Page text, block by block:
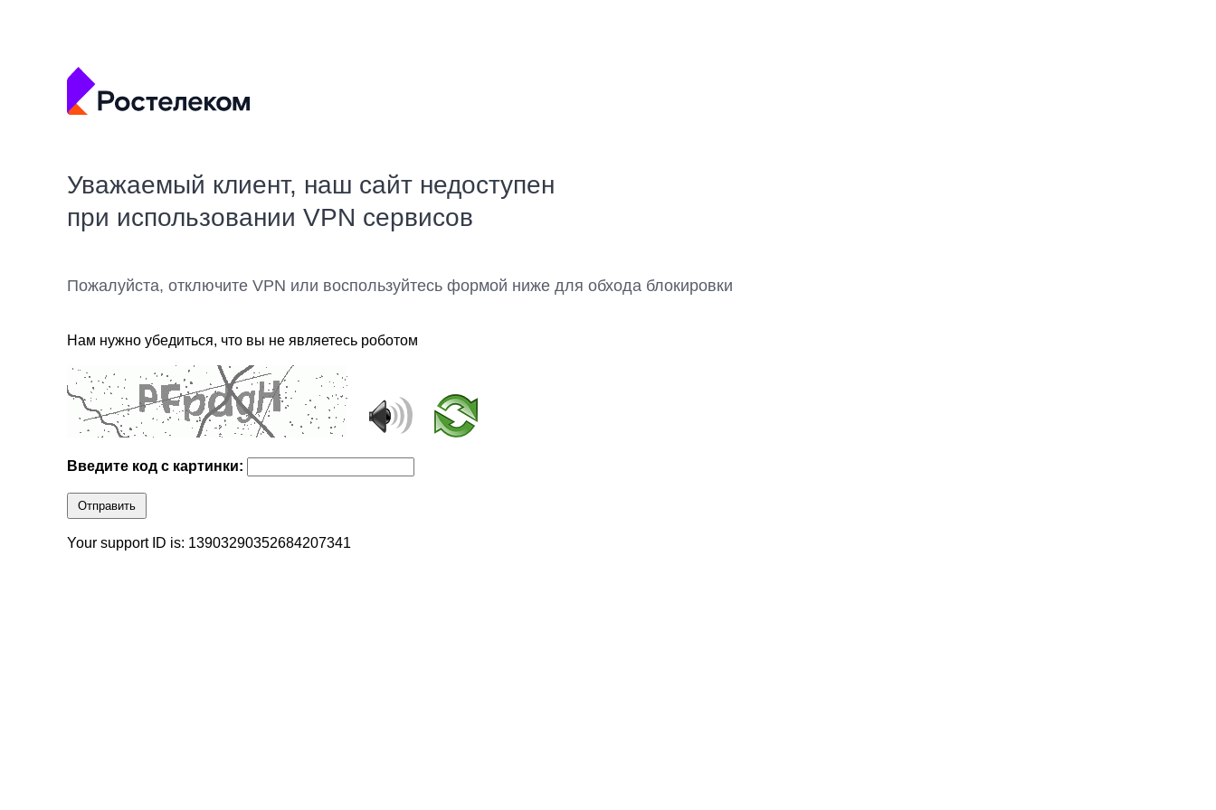
Уважаемый клиент, наш сайт недоступен
при использовании VPN сервисов
Пожалуйста, отключите VPN или воспользуйтесь формой ниже для обхода блокировки
Нам нужно убедиться, что вы не являетесь роботом
Введите код с картинки:
Отправить
Your support ID is: 13903290352684207341